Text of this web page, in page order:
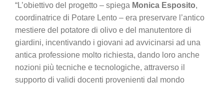
“L’obiettivo del progetto – spiega Monica Esposito,
coordinatrice di Potare Lento – era preservare l’antico
mestiere del potatore di olivo e del manutentore di
giardini, incentivando i giovani ad avvicinarsi ad una
antica professione molto richiesta, dando loro anche
nozioni più tecniche e tecnologiche, attraverso il
supporto di validi docenti provenienti dal mondo